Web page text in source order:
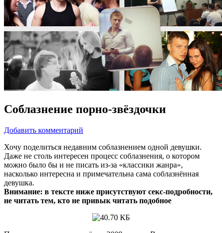
Соблазнение порно-звёздочки
Добавить комментарий
Хочу поделиться недавним соблазнением одной девушки.
Даже не столь интересен процесс соблазнения, о котором
можно было бы и не писать из-за «классики жанра»,
насколько интересна и примечательна сама соблазнённая
девушка.
Внимание: в тексте ниже присутствуют секс-подробности,
не читать тем, кто не привык читать подобное